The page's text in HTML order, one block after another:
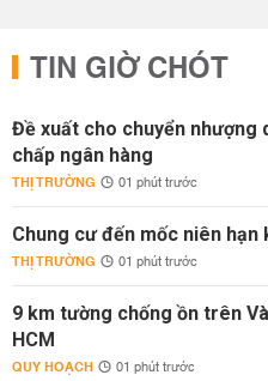
TIN GIỜ CHÓT
Đề xuất cho chuyển nhượng
chấp ngân hàng
THỊ TRƯỜNG 01 phút trước
Chung cư đến mốc niên
THỊ TRƯỜNG 01 phút trước
9 km tường chống ồn trên
HCM
QUY HOẠCH 01 phút trước